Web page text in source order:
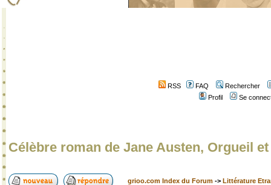
RSS FAQ
Rechercher
Profil
Se
Célèbre roman de Jane Austen, Orgueil
grioo.com Index du Forum -> Littérature